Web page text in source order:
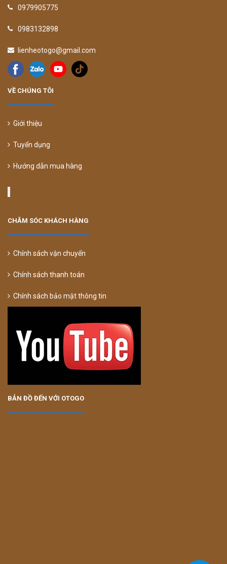
0979905775
0983132898
lienheotogo@gmail.com
VỀ CHÚNG TÔI
Giới thiệu
Tuyển dụng
Hướng dẫn mua hàng
CHĂM SÓC KHÁCH HÀNG
Chính sách vận chuyển
Chính sách thanh toán
Chính sách bảo mật thông tin
BẢN ĐỒ ĐẾN VỚI OTOGO